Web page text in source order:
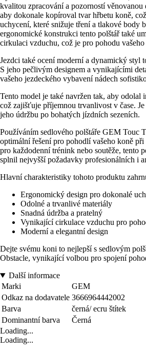
kvalitou zpracování a pozorností věnovanou
aby dokonale kopíroval tvar hřbetu koně,
uchycení, které snižuje tření a tlakové body
ergonomické konstrukci tento polštář také
cirkulaci vzduchu, což je pro pohodu vašeho
Jezdci také ocení moderní a dynamický styl
S jeho pečlivým designem a vynikajícími
vašeho jezdeckého vybavení nádech
Tento model je také navržen tak, aby odolal
což zajišťuje příjemnou trvanlivost v čase.
jeho údržbu po bohatých jízdních sezeních.
Používáním sedlového polštáře GEM Touc
optimální řešení pro pohodlí vašeho koně
pro každodenní trénink nebo soutěže, tento
splnil nejvyšší požadavky profesionálních i
Hlavní charakteristiky tohoto produktu
Ergonomický design pro dokonalé
Odolné a trvanlivé materiály
Snadná údržba a pratelný
Vynikající cirkulace vzduchu pro
Moderní a elegantní design
Dejte svému koni to nejlepší s sedlovým
Obstacle, vynikající volbou pro spojení
Další informace
Marki
GEM
Odkaz na dodavatele 3666964442002
Barva
černá/ ecru štítek
Dominantní barva
Černá
Loading...
Loading...